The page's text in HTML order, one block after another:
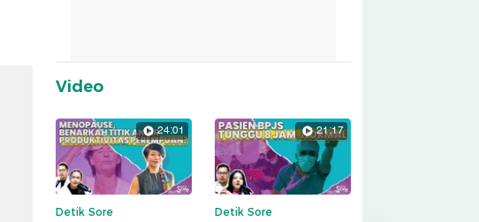
Video
24:01
Detik Sore
21:17
Detik Sore